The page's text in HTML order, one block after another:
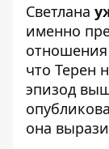
Светлана
именно
что Терен
эпизод
она